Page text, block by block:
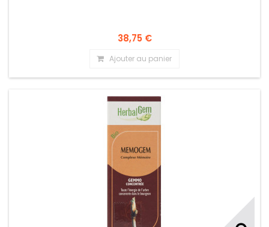
38,75 €
Ajouter au panier